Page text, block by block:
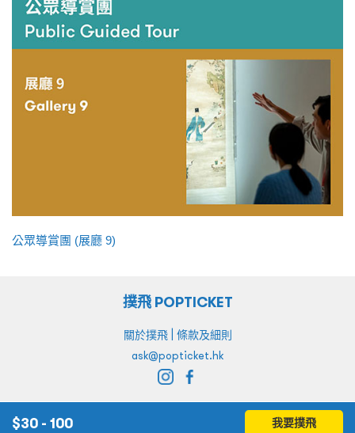
公眾導賞團 (展廳 9)
$30 - 100 我要撲飛
撲飛 POPTICKET
關於撲飛| 條款及細則
ask@popticket.hk